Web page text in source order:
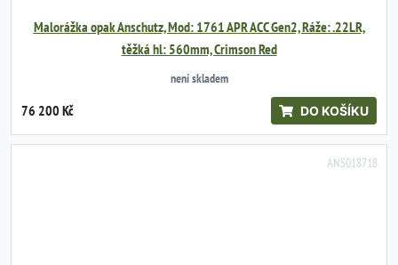
Malorážka opak Anschutz, Mod: 1761 APR ACC Gen2, Ráže: .22LR,
těžká hl: 560mm, Crimson Red
není skladem
76 200 Kč DO KOŠÍKU
ANS018718